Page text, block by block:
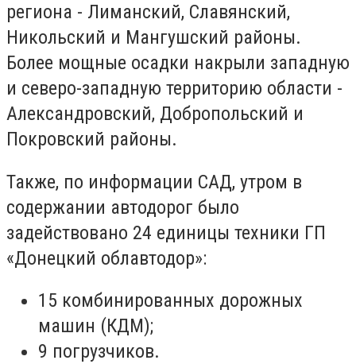
региона - Лиманский, Славянский,
Никольский и Мангушский районы.
Более мощные осадки накрыли западную
и северо-западную территорию области -
Александровский, Добропольский и
Покровский районы.
Также, по информации САД, утром в
содержании автодорог было
задействовано 24 единицы техники ГП
«Донецкий облавтодор»:
15 комбинированных дорожных
машин (КДМ);
9 погрузчиков.